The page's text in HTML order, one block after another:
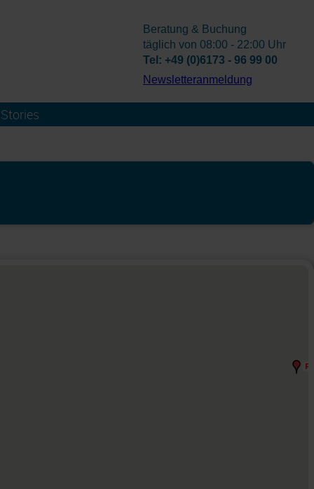
Beratung & Buchung
täglich von 08:00 - 22:00 Uhr
Tel: +49 (0)6173 - 96 99 00
­Newsletteranmeldung